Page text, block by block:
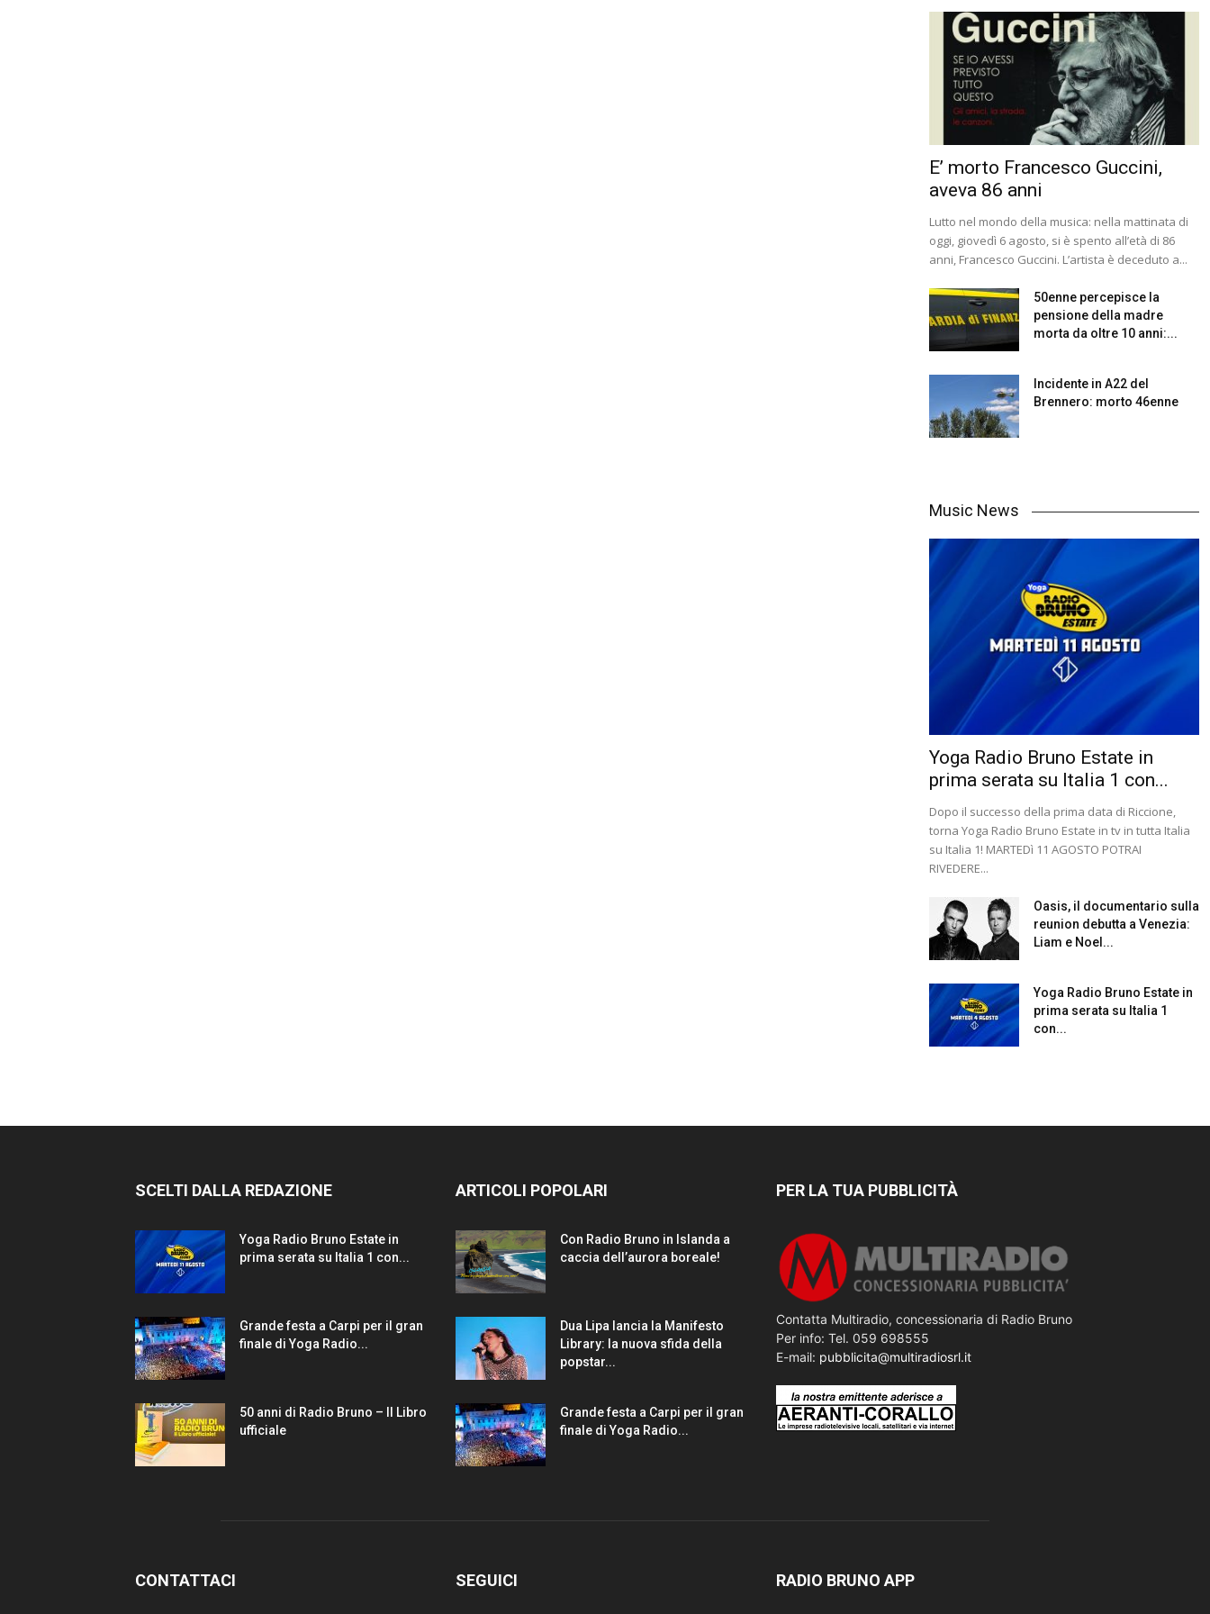
E’ morto Francesco Guccini,
aveva 86 anni
Lutto nel mondo della musica: nella mattinata di
oggi, giovedì 6 agosto, si è spento all’età di 86
anni, Francesco Guccini. L’artista è deceduto a...
50enne percepisce la
pensione della madre
morta da oltre 10 anni:...
Incidente in A22 del
Brennero: morto 46enne
Music News
Yoga Radio Bruno Estate in
prima serata su Italia 1 con...
Dopo il successo della prima data di Riccione,
torna Yoga Radio Bruno Estate in tv in tutta Italia
su Italia 1! MARTEDì 11 AGOSTO POTRAI
RIVEDERE...
Oasis, il documentario sulla
reunion debutta a Venezia:
Liam e Noel...
Yoga Radio Bruno Estate in
prima serata su Italia 1
con...
SCELTI DALLA REDAZIONE
Yoga Radio Bruno Estate in
prima serata su Italia 1 con...
Grande festa a Carpi per il gran
finale di Yoga Radio...
50 anni di Radio Bruno – Il Libro
ufficiale
ARTICOLI POPOLARI
Con Radio Bruno in Islanda a
caccia dell’aurora boreale!
Dua Lipa lancia la Manifesto
Library: la nuova sfida della
popstar...
Grande festa a Carpi per il gran
finale di Yoga Radio...
PER LA TUA PUBBLICITÀ
Contatta Multiradio, concessionaria di Radio Bruno
Per info: Tel. 059 698555
E-mail: pubblicita@multiradiosrl.it
CONTATTACI SEGUICI RADIO BRUNO APP